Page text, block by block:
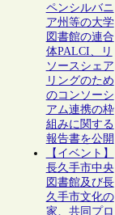
ペンシルバニ
ア州等の大学
図書館の連合
体PALCI、リ
ソースシェア
リングのため
のコンソーシ
アム連携の枠
組みに関する
報告書を公開
【イベント】
長久手市中央
図書館及び長
久手市文化の
家、共同プロ